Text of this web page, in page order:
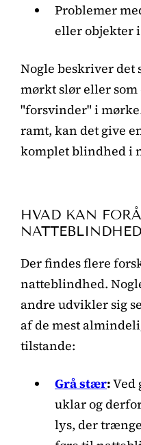
Problemer
eller objekter
Nogle beskriver det
mørkt slør eller
"forsvinder" i
ramt, kan det give
komplet blindhed i
HVAD KAN
Der findes flere
natteblindhed.
andre udvikler sig
af de mest
tilstande:
Grå stær:Ved
uklar og
lys, der